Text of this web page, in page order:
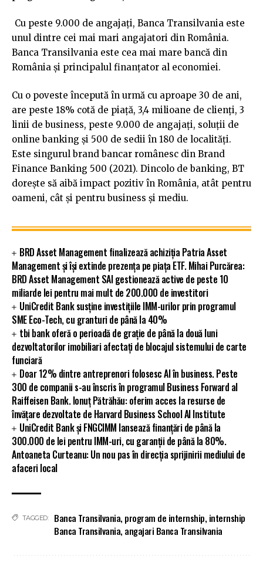
Cu peste 9.000 de angajaţi, Banca Transilvania este
unul dintre cei mai mari angajatori din România.
Banca Transilvania este cea mai mare bancă din
România şi principalul finanţator al economiei.
Cu o poveste începută în urmă cu aproape 30 de ani,
are peste 18% cotă de piaţă, 3,4 milioane de clienţi, 3
linii de business, peste 9.000 de angajaţi, soluţii de
online banking şi 500 de sedii în 180 de localităţi.
Este singurul brand bancar românesc din Brand
Finance Banking 500 (2021). Dincolo de banking, BT
doreşte să aibă impact pozitiv în România, atât pentru
oameni, cât şi pentru business şi mediu.
BRD Asset Management finalizează achiziția Patria Asset
Management și își extinde prezența pe piața ETF. Mihai Purcărea:
BRD Asset Management SAI gestionează active de peste 10
miliarde lei pentru mai mult de 200.000 de investitori
UniCredit Bank susține investițiile IMM-urilor prin programul
SME Eco-Tech, cu granturi de până la 40%
tbi bank oferă o perioadă de grație de până la două luni
dezvoltatorilor imobiliari afectați de blocajul sistemului de carte
funciară
Doar 12% dintre antreprenori folosesc AI în business. Peste
300 de companii s-au înscris în programul Business Forward al
Raiffeisen Bank. Ionuț Pătrăhău: oferim acces la resurse de
învățare dezvoltate de Harvard Business School AI Institute
UniCredit Bank și FNGCIMM lansează finanțări de până la
300.000 de lei pentru IMM-uri, cu garanții de până la 80%.
Antoaneta Curteanu: Un nou pas în direcția sprijinirii mediului de
afaceri local
TAGGED: Banca Transilvania, program de internship, internship
Banca Transilvania, angajari Banca Transilvania